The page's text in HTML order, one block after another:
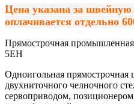
Цена указана за
оплачивается отдельно
Прямострочная
5EH
Одноигольная
двухниточного челночного
сервоприводом,